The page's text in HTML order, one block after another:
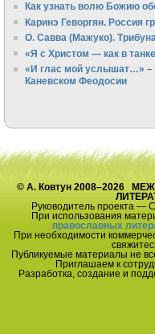
Как узнать волю Божию
Каринэ Геворгян. Россия
О. Савва (Мажуко).
«Я с Христом — как в
«И глас мой услышат…» –
Каневском Феодосии
© А. Ковтун 2008–2026
Руководитель проекта —
При использования
православных
При необходимости
Публикуемые материалы не
Приглашаем к
Разработка, создание и